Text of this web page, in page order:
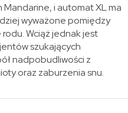
Mandarine, i automat XL ma
wyważone pomiędzy
rodu. Wciąż jednak jest
szukających
nadpobudliwości z
oraz zaburzenia snu.